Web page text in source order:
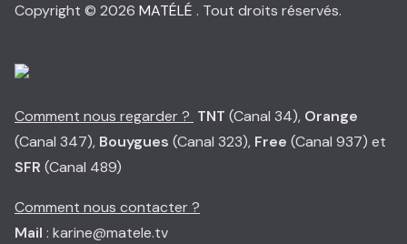
Copyright © 2026 MATÉLÉ . Tout droits réservés.
Comment nous regarder ? TNT (Canal 34), Orange
(Canal 347), Bouygues (Canal 323), Free (Canal 937) et
SFR (Canal 489)
Comment nous contacter ?
Mail : karine@matele.tv